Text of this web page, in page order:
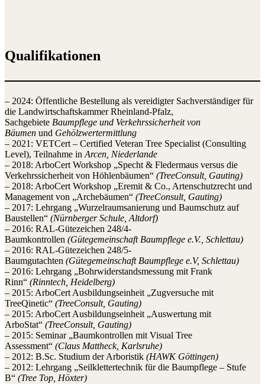
Qualifikationen
– 2024: Öffentliche Bestellung als vereidigter Sachverständiger für
die Landwirtschaftskammer Rheinland-Pfalz,
Sachgebiete Baumpflege und Verkehrssicherheit von
Bäumen und Gehölzwertermittlung
– 2021: VETCert – Certified Veteran Tree Specialist (Consulting
Level), Teilnahme in Arcen, Niederlande
– 2018: ArboCert Workshop „Specht & Fledermaus versus die
Verkehrssicherheit von Höhlenbäumen“ (TreeConsult, Gauting)
– 2018: ArboCert Workshop „Eremit & Co., Artenschutzrecht und
Management von „Archebäumen“ (TreeConsult, Gauting)
– 2017: Lehrgang „Wurzelraumsanierung und Baumschutz auf
Baustellen“ (Nürnberger Schule, Altdorf)
– 2016: RAL-Gütezeichen 248/4-
Baumkontrollen (Gütegemeinschaft Baumpflege e.V., Schlettau)
– 2016: RAL-Gütezeichen 248/5-
Baumgutachten (Gütegemeinschaft Baumpflege e.V, Schlettau)
– 2016: Lehrgang „Bohrwiderstandsmessung mit Frank
Rinn“ (Rinntech, Heidelberg)
– 2015: ArboCert Ausbildungseinheit „Zugversuche mit
TreeQinetic“ (TreeConsult, Gauting)
– 2015: ArboCert Ausbildungseinheit „Auswertung mit
ArboStat“ (TreeConsult, Gauting)
– 2015: Seminar „Baumkontrollen mit Visual Tree
Assessment“ (Claus Mattheck, Karlsruhe)
– 2012: B.Sc. Studium der Arboristik (HAWK Göttingen)
– 2012: Lehrgang „Seilklettertechnik für die Baumpflege – Stufe
B“ (Tree Top, Höxter)